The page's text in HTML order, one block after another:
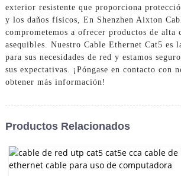
exterior resistente que proporciona
y los daños físicos, En Shenzhen Aixton
comprometemos a ofrecer productos de alta
asequibles. Nuestro Cable Ethernet Cat5 es
para sus necesidades de red y estamos
sus expectativas. ¡Póngase en contacto con
obtener más información!
Productos Relacionados